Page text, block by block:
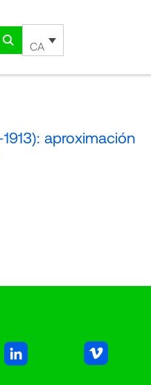
CA
aproximación